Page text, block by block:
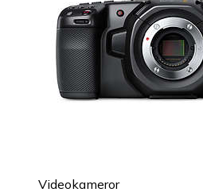
Videokameror